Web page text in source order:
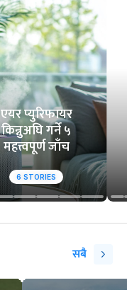
एयर प्युरिफायर
किन्नुअघि गर्ने ५
महत्त्वपूर्ण जाँच
6 STORIES
सबै